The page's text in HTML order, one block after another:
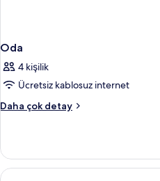
Oda
4 kişilik
Ücretsiz kablosuz internet
Daha çok detay
Oda
detay